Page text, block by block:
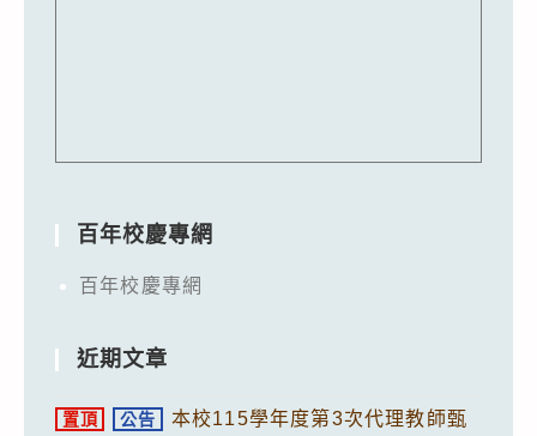
百年校慶專網
百年校慶專網
近期文章
置頂 公告
本校115學年度第3次代理教師甄